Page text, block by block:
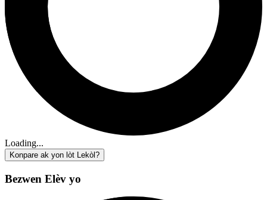
Loading...
Konpare ak yon lòt Lekòl?
Bezwen Elèv yo